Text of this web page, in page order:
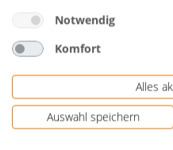
Bewertungen
Notwendig
Komfort
Alles
Auswahl speichern